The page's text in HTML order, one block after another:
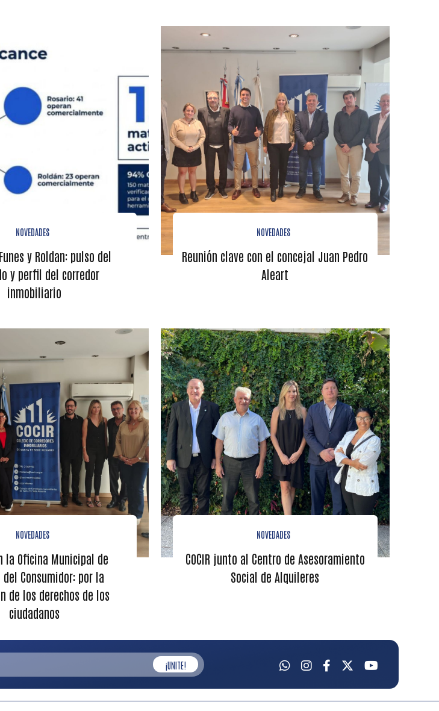
NOVEDADES
y Roldan: pulso del
y perfil del corredor
inmobiliario
NOVEDADES
Reunión clave con el concejal Juan Pedro
Aleart
NOVEDADES
la Oficina Municipal de
del Consumidor: por la
de los derechos de los
ciudadanos
NOVEDADES
COCIR junto al Centro de Asesoramiento
Social de Alquileres
¡UNITE!